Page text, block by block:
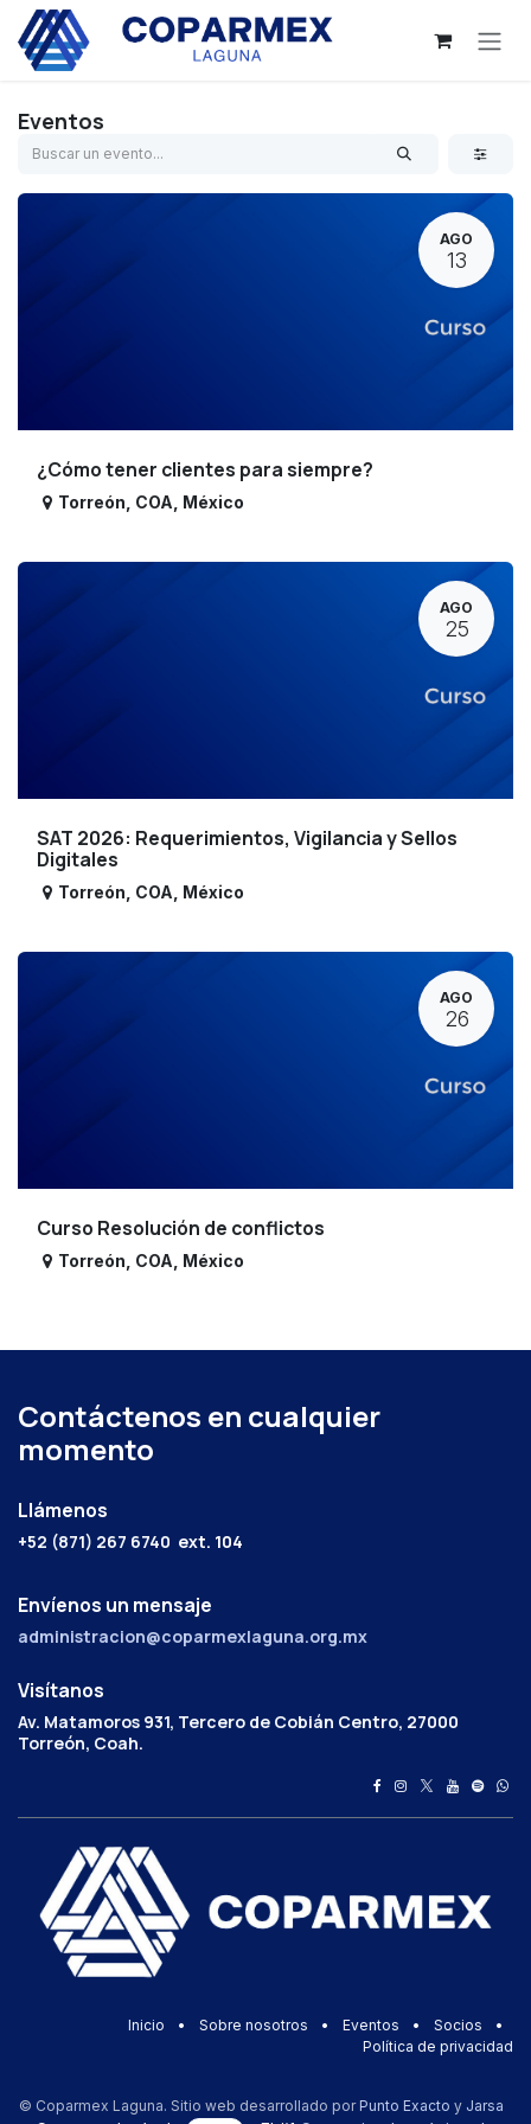
Ir al contenido
Eventos
AGO
13
¿Cómo tener clientes para siempre?
Torreón COA México
AGO
25
SAT 2026: Requerimientos, Vigilancia y Sellos
Digitales
Torreón COA México
AGO
26
Curso Resolución de conflictos
Torreón COA México
Contáctenos en cualquier
momento
Llámenos
+52 (871) 267 6740 ext. 104
Envíenos un mensaje
administracion@coparmexlaguna.org.mx
Visítanos
Av. Matamoros 931, Tercero de Cobián Centro, 27000
Torreón, Coah.
Inicio • Sobre nosotros • Eventos • Socios
•
Política de privacidad
© Coparmex Laguna. Sitio web desarrollado por Punto Exacto y Jarsa